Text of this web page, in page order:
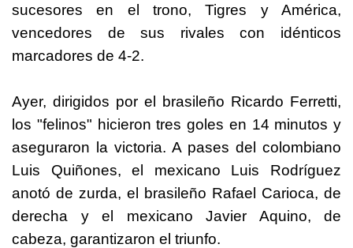
sucesores en el trono, Tigres y América,
vencedores de sus rivales con idénticos
marcadores de 4-2.
Ayer, dirigidos por el brasileño Ricardo Ferretti,
los "felinos" hicieron tres goles en 14 minutos y
aseguraron la victoria. A pases del colombiano
Luis Quiñones, el mexicano Luis Rodríguez
anotó de zurda, el brasileño Rafael Carioca, de
derecha y el mexicano Javier Aquino, de
cabeza, garantizaron el triunfo.